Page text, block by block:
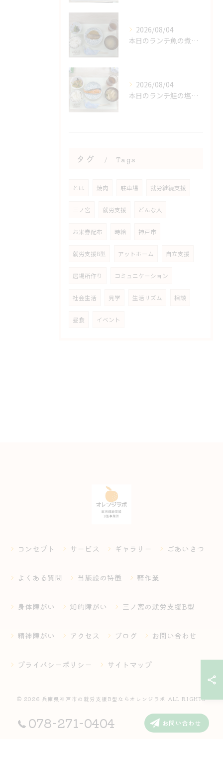
2026/08/04
本日のランチ魚の煮付け
2026/08/04
本日のランチ鮭の塩焼き
タグ Tags
とは 焼肉 駐車場 就労継続支援
三ノ宮 就労支援 どんな人
お米券配布 時給 神戸市
就労支援B型 アットホーム 自立支援
居場所作り コミュニケーション
社会生活 見学 生活リズム 相談
昼食 イベント
078-271-0404 お問い合わせ
コンセプト サービス ギャラリー ごあいさつ
よくある質問 当施設の特徴 軽作業
身体障がい 知的障がい 三ノ宮の就労支援B型
精神障がい アクセス ブログ お問い合わせ
プライバシーポリシー サイトマップ
© 2026 兵庫県神戸市の就労支援B型ならオレンジラボ ALL RIGHTS